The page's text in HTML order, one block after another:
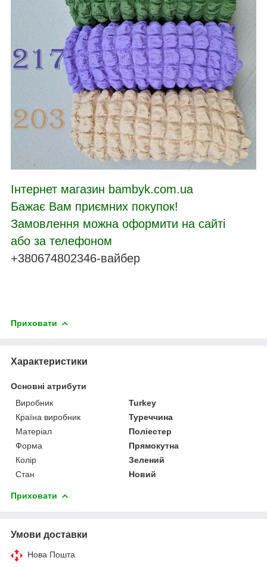
Інтернет магазин bambyk.com.ua
Бажає Вам приємних покупок!
Замовлення можна оформити на сайті
або за телефоном
+380674802346-вайбер
Приховати
Характеристики
Основні атрибути
Виробник
Turkey
Країна виробник
Туреччина
Матеріал
Поліестер
Форма
Прямокутна
Колір
Зелений
Стан
Новий
Приховати
Умови доставки
Нова Пошта